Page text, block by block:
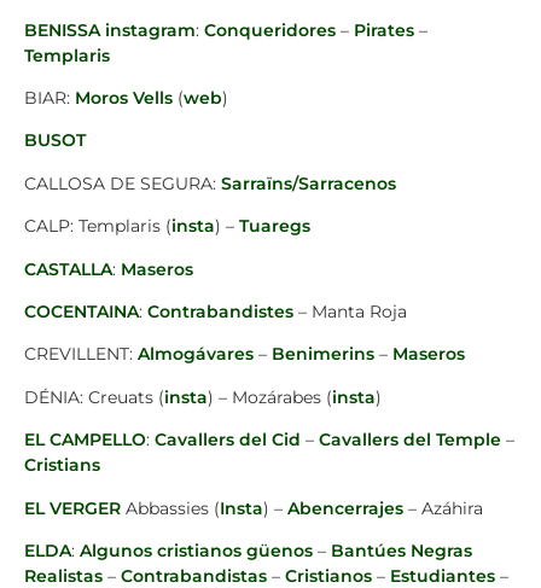
BENISSA instagram: Conqueridores – Pirates –
Templaris
BIAR: Moros Vells (web)
BUSOT
CALLOSA DE SEGURA: Sarraïns/Sarracenos
CALP: Templaris (insta) – Tuaregs
CASTALLA: Maseros
COCENTAINA: Contrabandistes – Manta Roja
CREVILLENT: Almogávares – Benimerins – Maseros
DÉNIA: Creuats (insta) – Mozárabes (insta)
EL CAMPELLO: Cavallers del Cid – Cavallers del Temple –
Cristians
EL VERGER Abbassies (Insta) – Abencerrajes – Azáhira
ELDA: Algunos cristianos güenos – Bantúes Negras
Realistas – Contrabandistas – Cristianos – Estudiantes –